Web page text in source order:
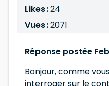
Likes :24
Vues :2071
Réponse postée
Bonjour, comme